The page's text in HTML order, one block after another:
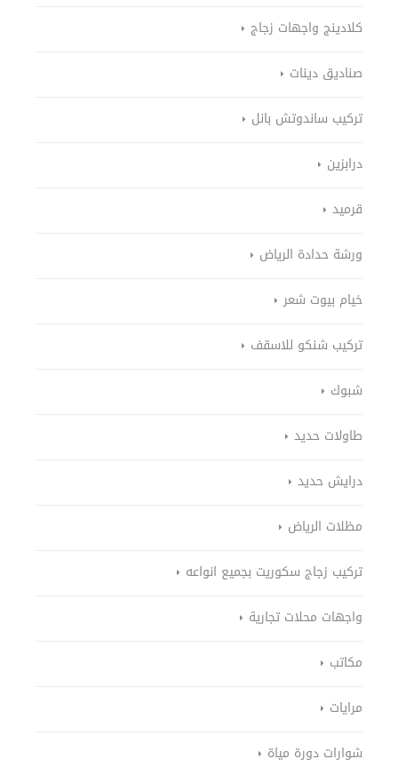
كلادينج واجهات زجاج
صناديق دينات
تركيب ساندوتش بانل
درابزين
قرميد
ورشة حدادة الرياض
خيام بيوت شعر
تركيب شنكو للاسقف
شبوك
طاولات حديد
درايش حديد
مظلات الرياض
تركيب زجاج سكوريت بجميع انواعه
واجهات محلات تجارية
مكاتب
مرايات
شوارات دورة مياة